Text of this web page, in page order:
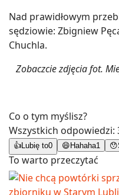
Nad prawidłowym
sędziowie: Zbigniew
Chuchla.
Zobaczcie zdjęcia fot.
Co o tym myślisz?
Wszystkich odpowiedzi:
👍 Lubię to0 😄 Hahaha1 😯
To warto przeczytać